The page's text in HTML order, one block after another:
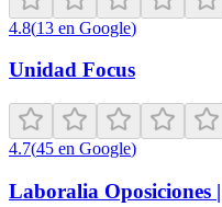
4.8(13 en Google)
Unidad Focus
4.7(45 en Google)
Laboralia Oposiciones